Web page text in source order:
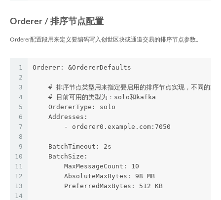
Orderer / 排序节点配置
Orderer配置段用来定义要编码写入创世区块或通道交易的排序节点参数。
1
2
3
4
5
6
7
8
9
10
11
12
13
14
Orderer: &OrdererDefaults
# 排序节点类型用来指定要启用的排序节点实现，不同的实
    # 目前可用的类型为：solo和kafka
    OrdererType: solo
    Addresses:
        - orderer0.example.com:7050
    BatchTimeout: 2s
    BatchSize:
        MaxMessageCount: 10
        AbsoluteMaxBytes: 98 MB
        PreferredMaxBytes: 512 KB